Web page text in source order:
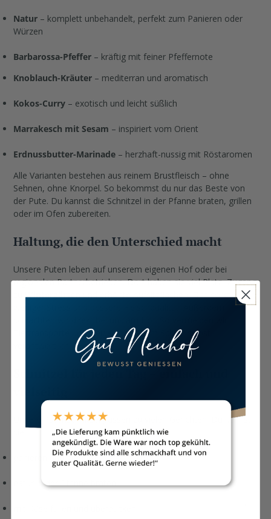
Natur – komplett unbehandelt, perfekt zum Panieren oder
Würzen
Barbarossa-Pfeffer – kräftig mit feiner Pfeffernote
Knoblauch-Kräuter – mediterran und aromatisch
Kokos-Curry – exotisch und leicht süßlich
Marrakesch mit Sesam – inspiriert vom Orient
Erdnussbutter-Marinade – herzhaft-nussig mit Röstaromen
Alle Varianten bestehen aus reinem Brustfleisch – ohne
Sehnen, ohne Knorpel. So bekommst du nur das Beste von
der Pute. Du kannst die Schnitzel in der Pfanne braten, grillen
oder im Ofen zubereiten.
Haltung, die den Unterschied macht
Unsere Puten leben auf unserem eigenen Hof oder bei
regionalen Partnerbetrieben. Dort haben sie viel Platz, Zugang
Wintergärtenund erhöhte Aufsitzflächen. Das sorgt für
Tiertransporte und bleiben bei jedem Schritt selbst
Unsere Putenschnitzel passen zu vielen Gerichten. Du kannst
panieren und goldbraun ausbacken
natur in der Pfanne braten